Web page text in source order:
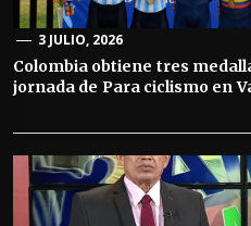
3 JULIO, 2026
Colombia obtiene tres
jornada de Para ciclismo en